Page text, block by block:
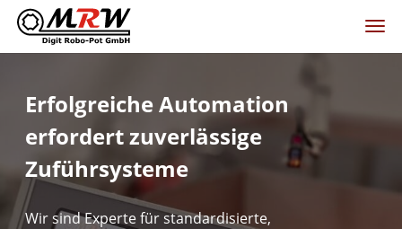
Erfolgreiche Automation
erfordert zuverlässige
Zuführsysteme
Wir sind Experte für standardisierte,